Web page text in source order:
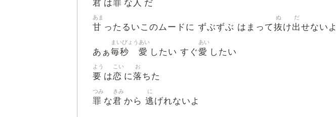
君 は罪 な 人 だ
甘
あま
ったるいこのムードに ずぶずぶ はまって抜
ぬ
け出
だ
せないよ
あぁ毎秒
まいびょう
愛
あい
したい すぐ愛
あい
したい
要
よう
は恋
こい
に落
お
ちた
罪
つみ
な君
きみ
から 逃
に
げれないよ